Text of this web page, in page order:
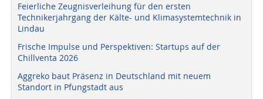
Feierliche Zeugnisverleihung für den ersten
Technikerjahrgang der Kälte- und Klimasystemtechnik in
Lindau
Frische Impulse und Perspektiven: Startups auf der
Chillventa 2026
Aggreko baut Präsenz in Deutschland mit neuem
Standort in Pfungstadt aus